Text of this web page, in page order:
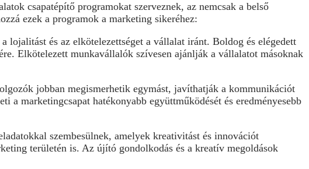
csapatépítő programokat szerveznek, az nemcsak a belső
ezek a programok a marketing sikeréhez:
lojalitást és az elkötelezettséget a vállalat iránt. Boldog és elégedett
Elkötelezett munkavállalók szívesen ajánlják a vállalatot másoknak
jobban megismerhetik egymást, javíthatják a kommunikációt
marketingcsapat hatékonyabb együttműködését és eredményesebb
szembesülnek, amelyek kreativitást és innovációt
területén is. Az újító gondolkodás és a kreatív megoldások